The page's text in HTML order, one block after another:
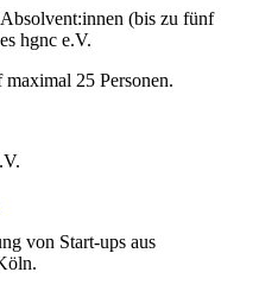
(bis zu fünf
hgnc e.V.
25 Personen.
von Start-ups aus